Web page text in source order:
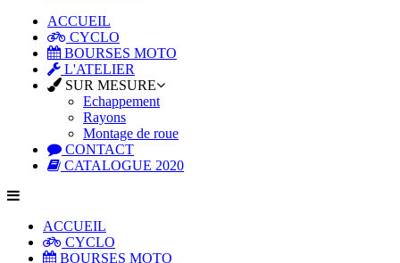
ACCUEIL
CYCLO
BOURSES MOTO
L'ATELIER
SUR MESURE
Echappement
Rayons
Montage de roue
CONTACT
CATALOGUE 2020
ACCUEIL
CYCLO
BOURSES MOTO